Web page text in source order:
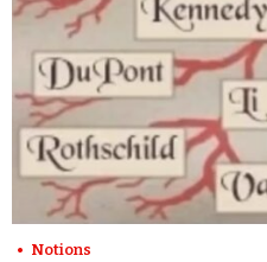
Notions